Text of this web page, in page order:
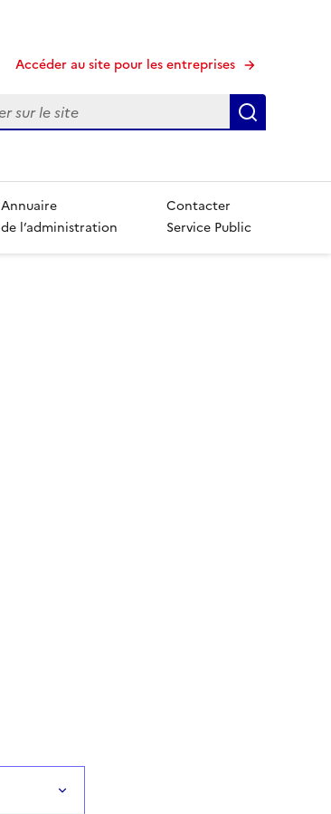
Accéder au site pour les entreprises
Annuaire
de l’administration
Contacter
Service Public